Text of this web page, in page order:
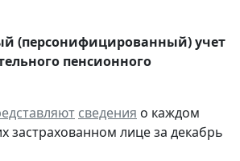
(персонифицированный) учет
пенсионного
сведения о каждом
застрахованном лице за декабрь